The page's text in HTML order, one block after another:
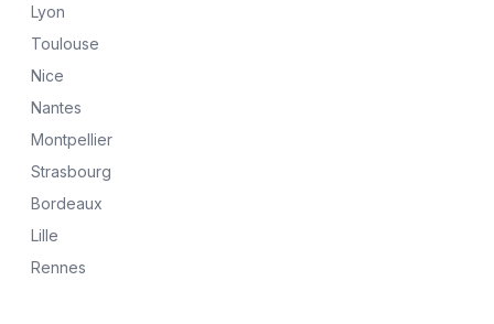
Lyon
Toulouse
Nice
Nantes
Montpellier
Strasbourg
Bordeaux
Lille
Rennes